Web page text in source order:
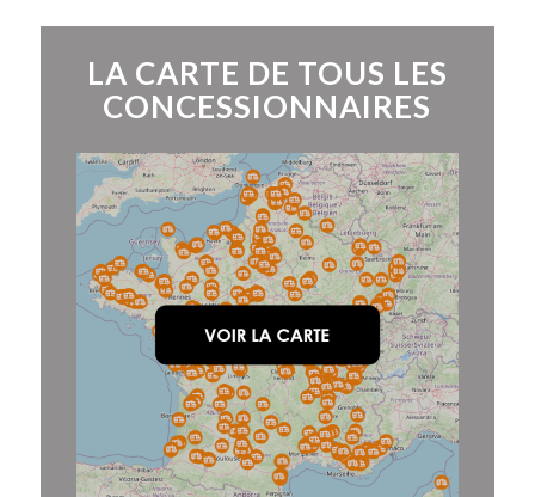
LA CARTE DE TOUS LES
CONCESSIONNAIRES